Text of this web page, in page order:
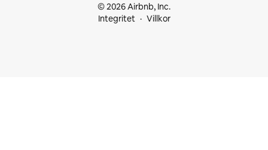
© 2026 Airbnb, Inc.
Integritet
Villkor